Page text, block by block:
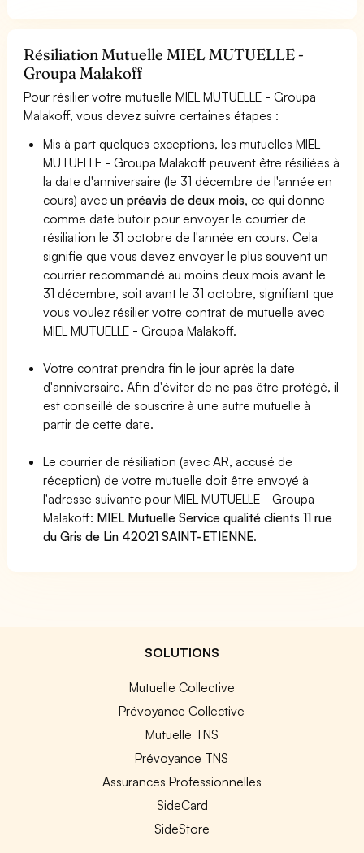
Résiliation Mutuelle MIEL MUTUELLE -
Groupa Malakoff
Pour résilier votre mutuelle MIEL MUTUELLE - Groupa
Malakoff, vous devez suivre certaines étapes :
Mis à part quelques exceptions, les mutuelles MIEL
MUTUELLE - Groupa Malakoff peuvent être résiliées à
la date d'anniversaire (le 31 décembre de l'année en
cours) avecun préavis de deux mois, ce qui donne
comme date butoir pour envoyer le courrier de
résiliation le 31 octobre de l'année en cours. Cela
signifie que vous devez envoyer le plus souvent un
courrier recommandé au moins deux mois avant le
31 décembre, soit avant le 31 octobre, signifiant que
vous voulez résilier votre contrat de mutuelle avec
MIEL MUTUELLE - Groupa Malakoff.
Votre contrat prendra fin le jour après la date
d'anniversaire. Afin d'éviter de ne pas être protégé, il
est conseillé de souscrire à une autre mutuelle à
partir de cette date.
Le courrier de résiliation (avec AR, accusé de
réception) de votre mutuelle doit être envoyé à
l'adresse suivante pour MIEL MUTUELLE - Groupa
Malakoff: MIEL Mutuelle Service qualité clients 11 rue
du Gris de Lin 42021 SAINT-ETIENNE.
SOLUTIONS
Mutuelle Collective
Prévoyance Collective
Mutuelle TNS
Prévoyance TNS
Assurances Professionnelles
SideCard
SideStore